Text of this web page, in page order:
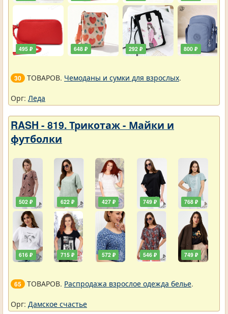
495 ₽ 648 ₽ 292 ₽ 800 ₽
30 ТОВАРОВ. Чемоданы и сумки для взрослых.
Орг: Леда
RASH - 819. Трикотаж - Майки и
футболки
502 ₽
616 ₽
622 ₽
715 ₽
427 ₽
572 ₽
749 ₽
546 ₽
768 ₽
749 ₽
65 ТОВАРОВ. Распродажа взрослое одежда белье.
Орг: Дамское счастье